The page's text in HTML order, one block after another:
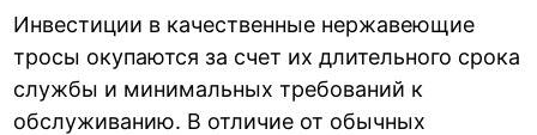
Инвестиции в качественные нержавеющие
тросы окупаются за счет их длительного срока
службы и минимальных требований к
обслуживанию. В отличие от обычных